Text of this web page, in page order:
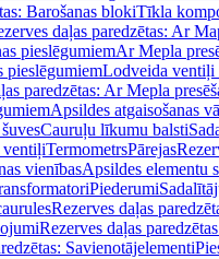
Barošanas blokiTīkla
daļas paredzētas: Ar
pieslēgumiemAr Mepla
pieslēgumiemLodveida ventiļi
paredzētas: Ar Mepla
Apsildes atgaisošanas
Cauruļu līkumu balsti
TermometrsPārejas
vienībasApsildes elementu
Piederumi
Rezerves daļas
Rezerves daļas
Savienotājelementi